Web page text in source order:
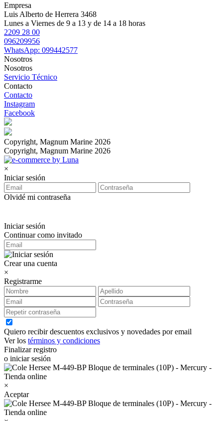
Empresa
Luis Alberto de Herrera 3468
Lunes a Viernes de 9 a 13 y de 14 a 18 horas
2209 28 00
096209956
WhatsApp: 099442577
Nosotros
Nosotros
Servicio Técnico
Contacto
Contacto
Instagram
Facebook
Copyright, Magnum Marine 2026
Copyright, Magnum Marine 2026
×
Iniciar sesión
Olvidé mi contraseña
Iniciar sesión
Continuar como invitado
Crear una cuenta
×
Registrarme
Quiero recibir descuentos exclusivos y novedades por email
Ver los términos y condiciones
Finalizar registro
o iniciar sesión
×
Aceptar